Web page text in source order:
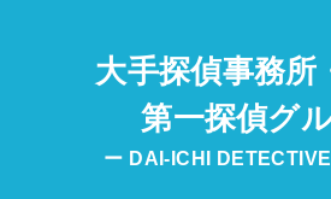
大手探偵事務所
第一探偵グ
ー DAI-ICHI